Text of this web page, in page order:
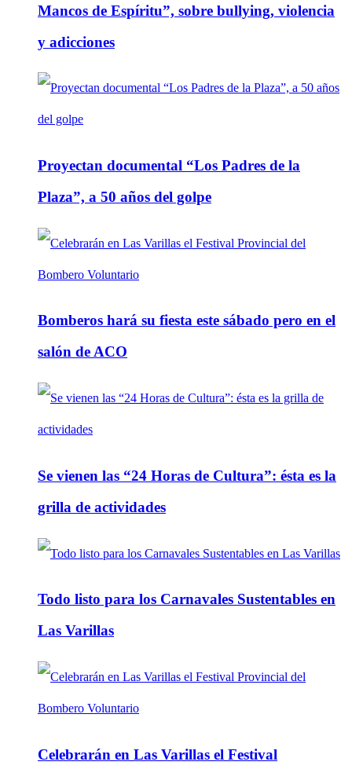
Mancos de Espíritu”, sobre bullying, violencia
y adicciones
Proyectan documental “Los Padres de la
Plaza”, a 50 años del golpe
Bomberos hará su fiesta este sábado pero en el
salón de ACO
Se vienen las “24 Horas de Cultura”: ésta es la
grilla de actividades
Todo listo para los Carnavales Sustentables en
Las Varillas
Celebrarán en Las Varillas el Festival